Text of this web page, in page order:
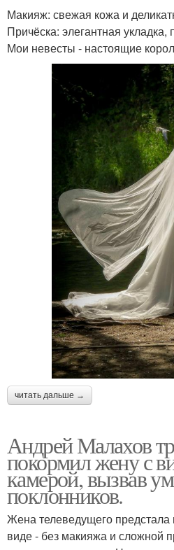
Макияж: свежая кожа и
Причёска: элегантная укладка,
Мои невесты - настоящие
читать дальше →
Андрей Малахов
покормил жену с
камерой, вызвав
поклонников.
Жена телеведущего
виде - без макияжа и сложной